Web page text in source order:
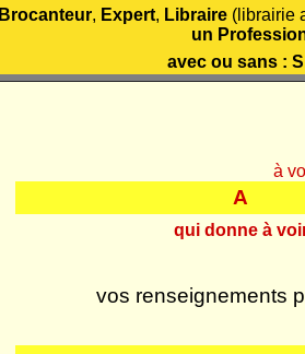
Brocanteur, Expert, Libraire(librairie
un
avec ou sans :
à
A
qui donne à
vos renseignements